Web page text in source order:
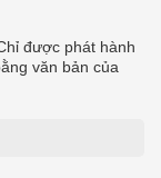
được phát hành
văn bản của